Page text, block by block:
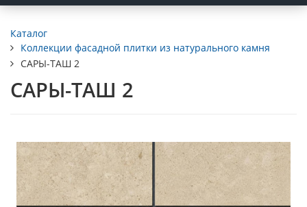
Каталог
Коллекции фасадной плитки из натурального камня
САРЫ-ТАШ 2
САРЫ-ТАШ 2